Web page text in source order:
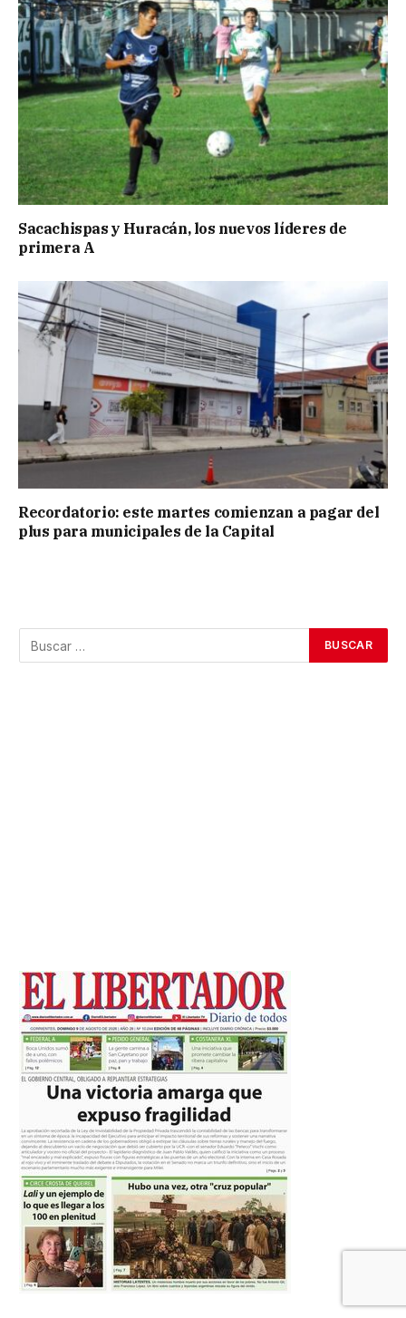
Sacachispas y Huracán, los nuevos líderes de
primera A
Recordatorio: este martes comienzan a pagar del
plus para municipales de la Capital